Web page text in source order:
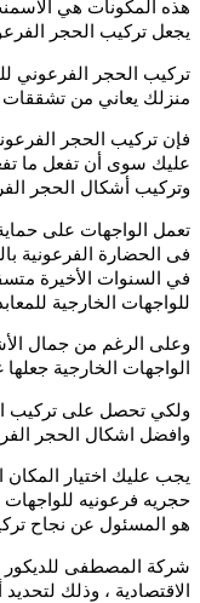
هذه المكونات هي
يجعل تركيب الحجر
تركيب الحجر الفرعوني
منزلك يعاني من
فإن تركيب الحجر
عليك سوى أن تفعل ما
وتركيب أشكال الحجر
تعمل الواجهات على
فى الحضارة الفرعونية
في السنوات الأخيرة
للواجهات الخارجية
وعلى الرغم من جمال
الواجهات الخارجية
ولكي تحصل على تركيب
وافضل اشكال الحجر
يجب عليك اختيار
حجريه فرعونيه
هو المسئول عن نجاح
شركة المصطفى للديكور
الاقتصادية ، وذلك